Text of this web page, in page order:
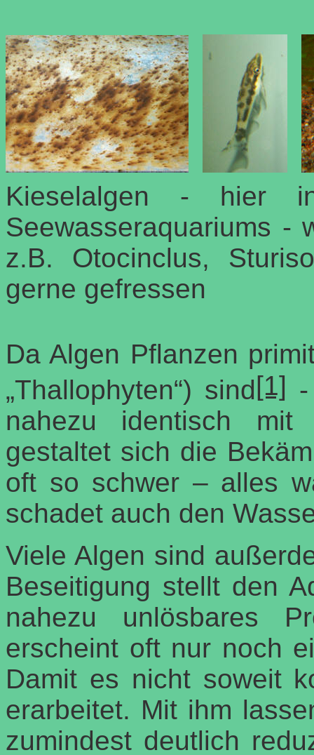
Kieselalgen - hier
Seewasseraquariums -
z.B. Otocinclus,
gerne gefressen
Da Algen Pflanzen
„Thallophyten“) sind[1]
nahezu identisch
gestaltet sich die
oft so schwer – alles
schadet auch den
Viele Algen sind
Beseitigung stellt den
nahezu unlösbares
erscheint oft nur noch
Damit es nicht soweit
erarbeitet. Mit ihm
zumindest deutlich